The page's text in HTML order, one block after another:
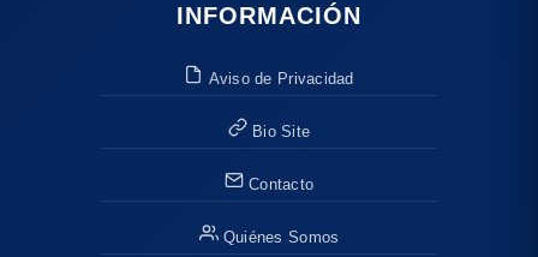
INFORMACIÓN
Aviso de Privacidad
Bio Site
Contacto
Quiénes Somos